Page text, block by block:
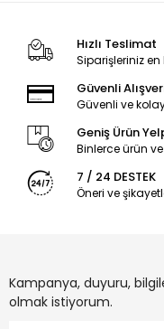
Hızlı Teslimat
Siparişleriniz en
Güvenli
Güvenli ve
Geniş Ürün
Binlerce ürün
7 / 24 DESTEK
Öneri ve
Kampanya, duyuru,
olmak istiyorum.